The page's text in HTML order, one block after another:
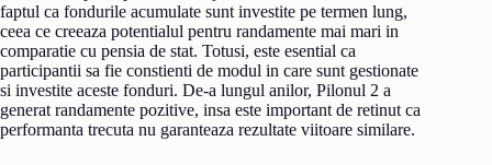
faptul ca fondurile acumulate sunt investite pe termen lung,
ceea ce creeaza potentialul pentru randamente mai mari in
comparatie cu pensia de stat. Totusi, este esential ca
participantii sa fie constienti de modul in care sunt gestionate
si investite aceste fonduri. De-a lungul anilor, Pilonul 2 a
generat randamente pozitive, insa este important de retinut ca
performanta trecuta nu garanteaza rezultate viitoare similare.